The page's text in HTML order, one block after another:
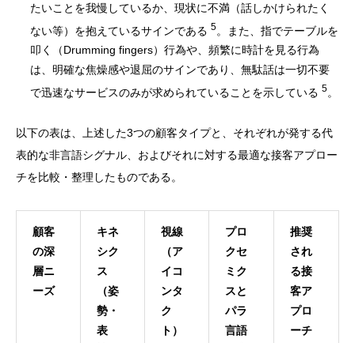
たいことを我慢しているか、現状に不満（話しかけられたく
ない等）を抱えているサインである5。また、指でテーブルを
叩く（Drumming fingers）行為や、頻繁に時計を見る行為
は、明確な焦燥感や退屈のサインであり、無駄話は一切不要
で迅速なサービスのみが求められていることを示している5。
以下の表は、上述した3つの顧客タイプと、それぞれが発する代
表的な非言語シグナル、およびそれに対する最適な接客アプロー
チを比較・整理したものである。
顧客
の深
層ニ
ーズ
キネ
シク
ス
（姿
勢・
表
視線
（ア
イコ
ンタ
ク
ト）
プロ
クセ
ミク
スと
パラ
言語
推奨
され
る接
客ア
プロ
ーチ